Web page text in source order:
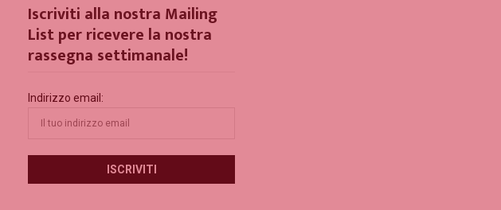
Iscriviti alla nostra Mailing
List per ricevere la nostra
rassegna settimanale!
Indirizzo email: